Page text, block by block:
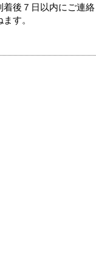
後７日以内にご連
す。